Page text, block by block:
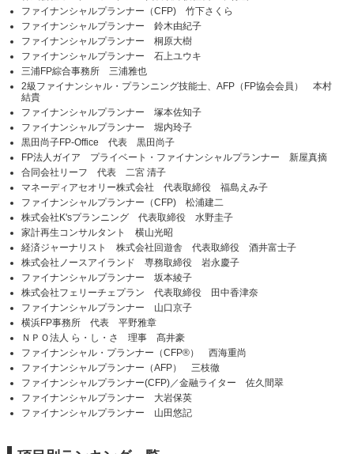
ファイナンシャルプランナー（CFP) 竹下さくら
ファイナンシャルプランナー 鈴木由紀子
ファイナンシャルプランナー 桐原大樹
ファイナンシャルプランナー 石上ユウキ
三浦FP綜合事務所 三浦雅也
2級ファイナンシャル・プランニング技能士、AFP（FP協会会員） 本村
結貴
ファイナンシャルプランナー 塚本佐知子
ファイナンシャルプランナー 堀内玲子
黒田尚子FP-Office 代表 黒田尚子
FP法人ガイア プライベート・ファイナンシャルプランナー 新屋真摘
合同会社リーフ 代表 二宮 清子
マネーディアセオリー株式会社 代表取締役 福島えみ子
ファイナンシャルプランナー（CFP) 松浦建二
株式会社K'sプランニング 代表取締役 水野圭子
家計再生コンサルタント 横山光昭
経済ジャーナリスト 株式会社回遊舎 代表取締役 酒井富士子
株式会社ノースアイランド 専務取締役 岩永慶子
ファイナンシャルプランナー 坂本綾子
株式会社フェリーチェプラン 代表取締役 田中香津奈
ファイナンシャルプランナー 山口京子
横浜FP事務所 代表 平野雅章
ＮＰＯ法人 ら・し・さ 理事 髙井豪
ファイナンシャル・プランナー（CFP®） 西海重尚
ファイナンシャルプランナー（AFP） 三枝徹
ファイナンシャルプランナー(CFP)／金融ライター 佐久間翠
ファイナンシャルプランナー 大岩保英
ファイナンシャルプランナー 山田悠記